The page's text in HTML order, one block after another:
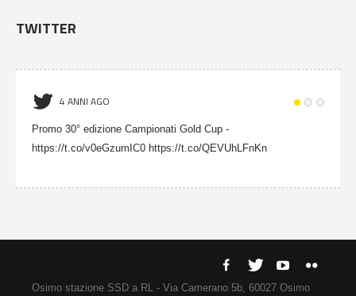
TWITTER
4 ANNI AGO
Promo 30° edizione Campionati Gold Cup -
https://t.co/v0eGzumIC0 https://t.co/QEVUhLFnKn
Osimo stazione SSD a RL - Via Camerano 5b, 60027 Osimo